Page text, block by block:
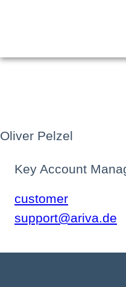
Oliver Pelzel
Key Account
customer
support@ariva.de